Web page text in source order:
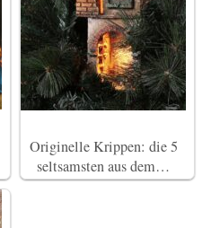
Originelle Krippen: die 5
seltsamsten aus dem…